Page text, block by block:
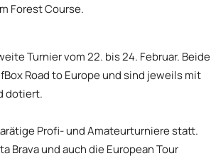
Forest Course.
Turnier vom 22. bis 24. Februar. Beide
Road to Europe und sind jeweils mit
dotiert.
Profi- und Amateurturniere statt.
Brava und auch die European Tour